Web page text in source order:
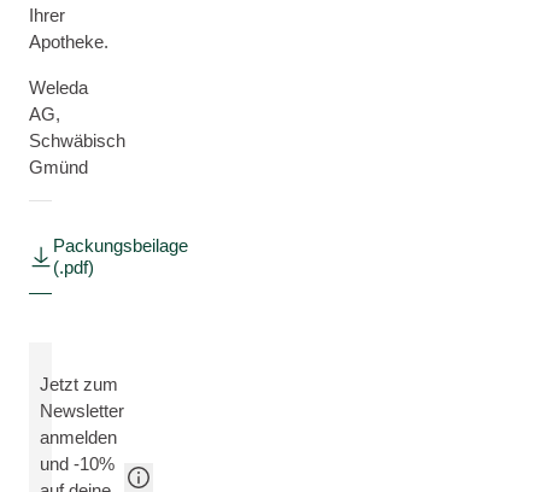
Ihrer
Apotheke.
Weleda
AG,
Schwäbisch
Gmünd
Packungsbeilage
(.pdf)
Jetzt zum
Newsletter
anmelden
und -10%